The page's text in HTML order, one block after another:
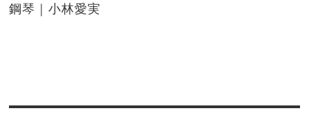
鋼琴｜小林愛実